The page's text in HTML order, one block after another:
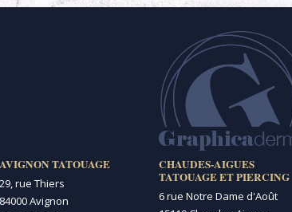
AVIGNON TATOUAGE
29, rue Thiers
84000 Avignon
CHAUDES-AIGUES
TATOUAGE ET PIERCING
6 rue Notre Dame d'Août